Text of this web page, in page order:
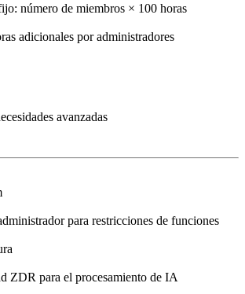
número de miembros × 100 horas
adicionales por administradores
avanzadas
para restricciones de funciones
ZDR para el procesamiento de IA